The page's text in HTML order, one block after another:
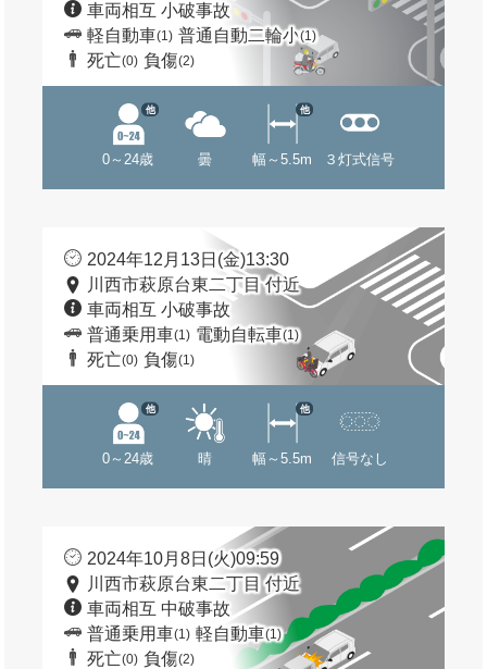
車両相互 小破事故
軽自動車(1) 普通自動二輪小(1)
死亡(0) 負傷(2)
0～24歳
他
曇 幅～5.5m
他
３灯式信号
2024年12月13日(金)13:30
川西市萩原台東二丁目 付近
車両相互 小破事故
普通乗用車(1) 電動自転車(1)
死亡(0) 負傷(1)
0～24歳
他
晴 幅～5.5m
他
信号なし
2024年10月8日(火)09:59
川西市萩原台東二丁目 付近
車両相互 中破事故
普通乗用車(1) 軽自動車(1)
死亡(0) 負傷(2)